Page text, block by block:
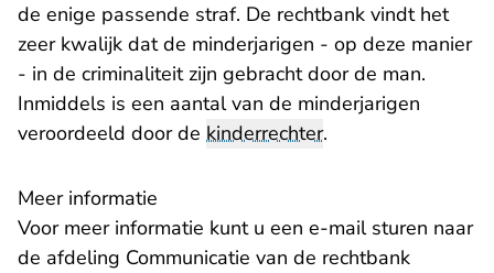
de enige passende straf. De rechtbank vindt het
zeer kwalijk dat de minderjarigen - op deze manier
- in de criminaliteit zijn gebracht door de man.
Inmiddels is een aantal van de minderjarigen
veroordeeld door de kinderrechter.
Meer informatie
Voor meer informatie kunt u een e-mail- U verlaat
sturen naar
de afdeling Communicatie van de rechtbank